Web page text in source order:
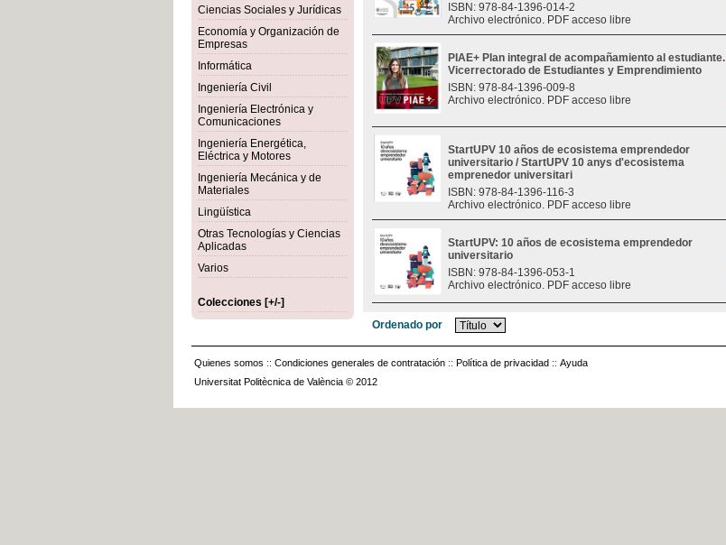
Ciencias Sociales y Jurídicas
Economía y Organización de
Empresas
Informática
Ingeniería Civil
Ingeniería Electrónica y
Comunicaciones
Ingeniería Energética,
Eléctrica y Motores
Ingeniería Mecánica y de
Materiales
Lingüística
Otras Tecnologías y Ciencias
Aplicadas
Varios
Colecciones [+/-]
ISBN: 978-84-1396-014-2
Archivo electrónico. PDF acceso libre
PIAE+ Plan integral de acompañamiento al estudiante.
Vicerrectorado de Estudiantes y Emprendimiento
ISBN: 978-84-1396-009-8
Archivo electrónico. PDF acceso libre
StartUPV 10 años de ecosistema emprendedor
universitario / StartUPV 10 anys d'ecosistema
emprenedor universitari
ISBN: 978-84-1396-116-3
Archivo electrónico. PDF acceso libre
StartUPV: 10 años de ecosistema emprendedor
universitario
ISBN: 978-84-1396-053-1
Archivo electrónico. PDF acceso libre
Ordenado por
Quienes somos :: Condiciones generales de contratación :: Política de privacidad :: Ayuda
Universitat Politècnica de València © 2012